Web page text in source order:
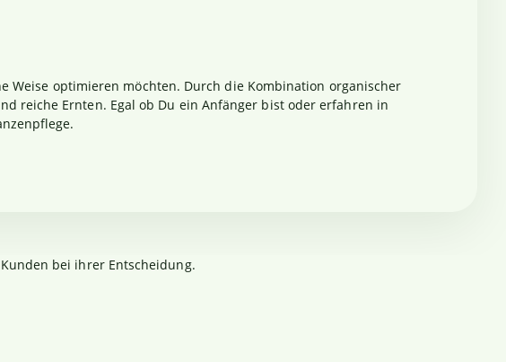
Weise optimieren möchten. Durch die Kombination organischer
reiche Ernten. Egal ob Du ein Anfänger bist oder erfahren in
bei ihrer Entscheidung.